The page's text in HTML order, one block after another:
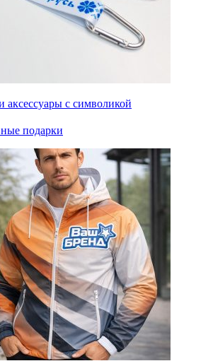
аксессуары с символикой
подарки